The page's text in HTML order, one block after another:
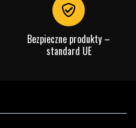
Bezpieczne produkty –
standard UE